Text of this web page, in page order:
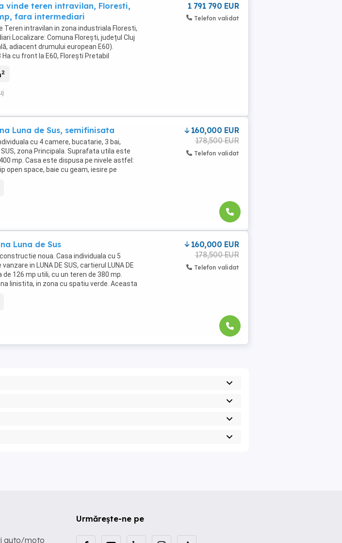
vinde teren intravilan, Floresti,
fara intermediari
Teren intravilan in zona industriala Floresti,
Localizare: Comuna Florești, județul Cluj
adiacent drumului european E60).
cu front la E60, Florești Pretabil
2
1 791 790 EUR
Telefon validat
Luna de Sus, semifinisata
cu 4 camere, bucatarie, 3 bai,
SUS, zona Principala. Suprafata utila este
mp. Casa este dispusa pe nivele astfel:
open space, baie cu geam, iesire pe
160,000 EUR
178,500 EUR
Telefon validat
Luna de Sus
noua. Casa individuala cu 5
in LUNA DE SUS, cartierul LUNA DE
126 mp utili, cu un teren de 380 mp.
linistita, in zona cu spatiu verde. Aceasta
160,000 EUR
178,500 EUR
Telefon validat
Urmărește-ne pe
auto/moto